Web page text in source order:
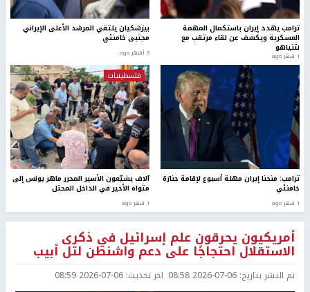
ترامب يهدد إيران بـاستكمال المهمة
العسكرية ويكشف عن لقاء مرتقب مع
نتنياهو
1 شهر ago
بيزشكيان يلتقي المرشد الأعلى الإيراني
مجتبى خامنئي
3 أشهر ago
ترامب: منحنا إيران مهلة أسبوع لإقامة جنازة
خامنئي
1 شهر ago
فلسطينيات
آلاف يشيّعون الأسير المحرر ماهر يونس إلى
مثواه الأخير في الداخل المحتل
1 شهر ago
أمريكيون يحرقون علم إسرائيل في ذكرى
الاستقلال احتجاجًا على دعم واشنطن لتل أبيب
تم النشر بتاريخ: 2026-07-06 08:58 اخر تحديث: 2026-07-06 08:59